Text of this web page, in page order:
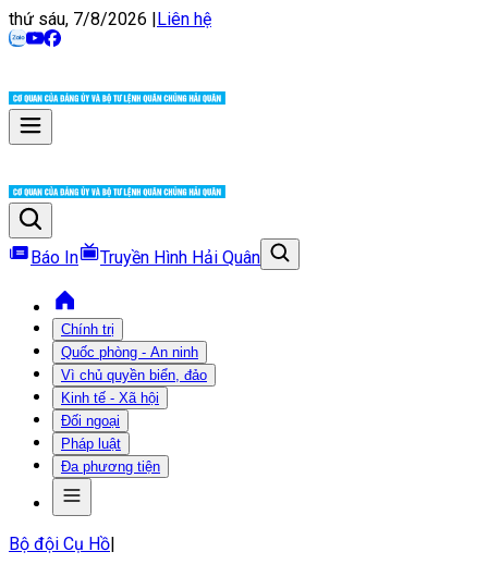
thứ sáu, 7/8/2026 |Liên hệ
Báo In Truyền Hình Hải Quân
Chính trị
Quốc phòng - An ninh
Vì chủ quyền biển, đảo
Kinh tế - Xã hội
Đối ngoại
Pháp luật
Đa phương tiện
Bộ đội Cụ Hồ|